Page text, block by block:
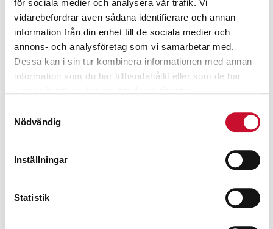
för sociala medier och analysera vår trafik. Vi
vidarebefordrar även sådana identifierare och annan
information från din enhet till de sociala medier och
annons- och analysföretag som vi samarbetar med.
Dessa kan i sin tur kombinera informationen med annan
information som du har tillhandahållit eller som de har
Nödvändig
Inställningar
Statistik
Relaterade produkter